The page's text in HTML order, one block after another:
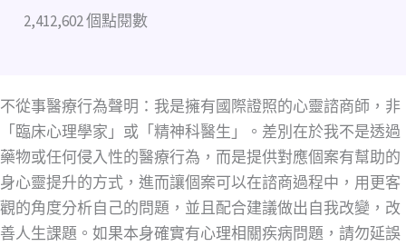
2,412,602 個點閱數
不從事醫療行為聲明：我是擁有國際證照的心靈諮商師，非
「臨床心理學家」或「精神科醫生」。差別在於我不是透過
藥物或任何侵入性的醫療行為，而是提供對應個案有幫助的
身心靈提升的方式，進而讓個案可以在諮商過程中，用更客
觀的角度分析自己的問題，並且配合建議做出自我改變，改
善人生課題。如果本身確實有心理相關疾病問題，請勿延誤